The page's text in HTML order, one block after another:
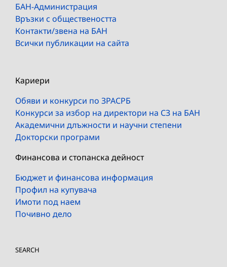
БАН-Администрация
Връзки с обществеността
Контакти/звена на БАН
Всички публикации на сайта
Кариери
Обяви и конкурси по ЗРАСРБ
Конкурси за избор на директори на СЗ на БАН
Академични длъжности и научни степени
Докторски програми
Финансова и стопанска дейност
Бюджет и финансова информация
Профил на купувача
Имоти под наем
Почивно дело
SEARCH